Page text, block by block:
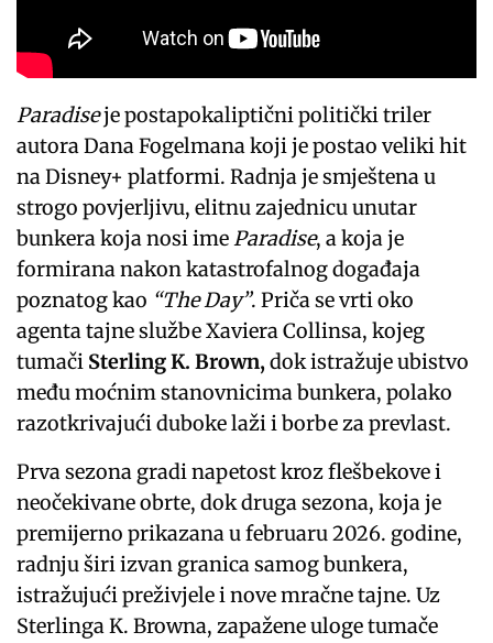
Paradiseje postapokaliptični politički triler
autora Dana Fogelmana koji je postao veliki hit
na Disney+ platformi. Radnja je smještena u
strogo povjerljivu, elitnu zajednicu unutar
bunkera koja nosi imeParadise, a koja je
formirana nakon katastrofalnog događaja
poznatog kao “The Day”. Priča se vrti oko
agenta tajne službe Xaviera Collinsa, kojeg
tumači Sterling K. Brown,dok istražuje ubistvo
među moćnim stanovnicima bunkera, polako
razotkrivajući duboke laži i borbe za prevlast.
Prva sezona gradi napetost kroz flešbekove i
neočekivane obrte, dok druga sezona, koja je
premijerno prikazana u februaru 2026. godine,
radnju širi izvan granica samog bunkera,
istražujući preživjele i nove mračne tajne. Uz
Sterlinga K. Browna, zapažene uloge tumače